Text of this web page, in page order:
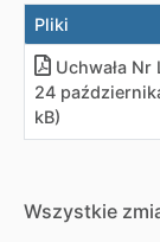
Pliki
Uchwała
24
kB)
Wszystkie